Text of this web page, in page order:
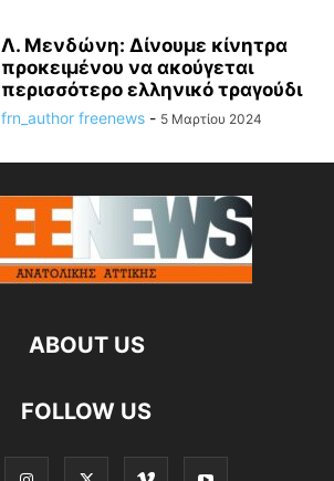
Λ. Μενδώνη: Δίνουμε κίνητρα
προκειμένου να ακούγεται
περισσότερο ελληνικό τραγούδι
frn_author freenews - 5 Μαρτίου 2024
ABOUT US
FOLLOW US